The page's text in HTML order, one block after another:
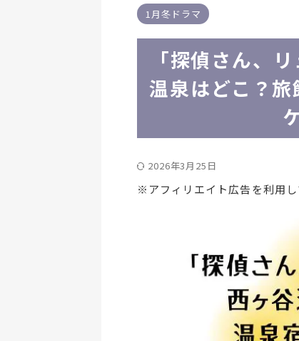
1月冬ドラマ
「探偵さん、
温泉はどこ？
2026年3月25日
※アフィリエイト広告を利用